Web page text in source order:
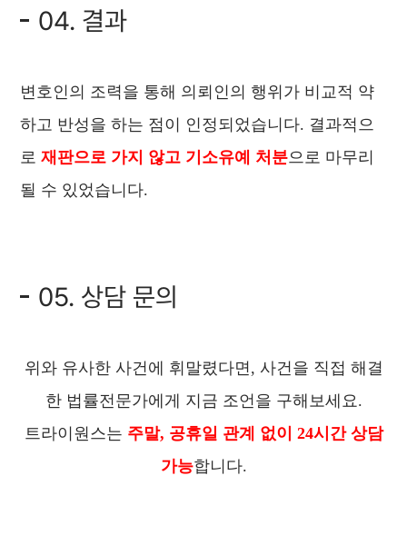
04. 결과
변호인의 조력을 통해 의뢰인의 행위가 비교적 약
하고 반성을 하는 점이 인정되었습니다. 결과적으
로재판으로 가지 않고 기소유예 처분으로 마무리
될 수 있었습니다.
05. 상담 문의
위와 유사한 사건에 휘말렸다면, 사건을 직접 해결
한 법률전문가에게 지금 조언을 구해보세요.
트라이원스는 주말, 공휴일 관계 없이 24시간 상담
가능합니다.